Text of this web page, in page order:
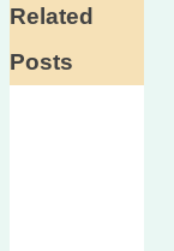
Related
Posts